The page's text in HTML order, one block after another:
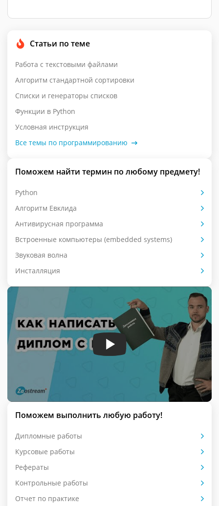
Статьи по теме
Работа с текстовыми файлами
Алгоритм стандартной сортировки
Списки и генераторы списков
Функции в Python
Условная инструкция
Все темы по программированию
Поможем найти термин по любому предмету!
Python
Алгоритм Евклида
Антивирусная программа
Встроенные компьютеры (embedded systems)
Звуковая волна
Инсталляция
Поможем выполнить любую работу!
Дипломные работы
Курсовые работы
Рефераты
Контрольные работы
Отчет по практике